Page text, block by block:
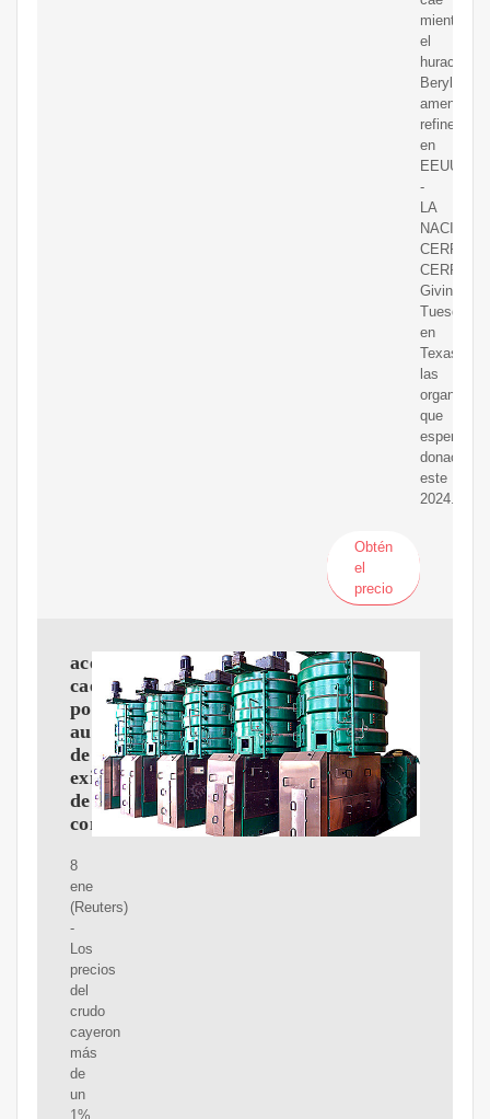
mientras
el
huracán
Beryl
amenaza
refinerías
en
EEUU
-
LA
NACION.
CERRAR.
CERRAR.
Giving
Tuesday
en
Texas:
las
que
esperan
este
2024.
Obtén
el
precio
aceite
cae
por
aumento
de
existencias
de
combustible
8
ene
(Reuters)
-
Los
precios
del
crudo
cayeron
más
de
un
1%